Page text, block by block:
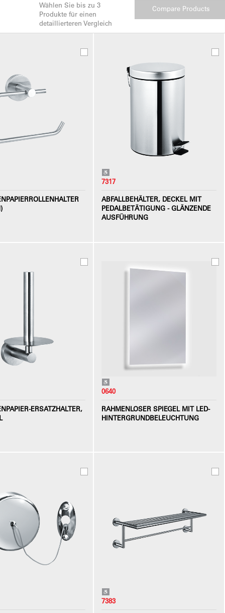
Wählen Sie bis zu 3
Produkte für einen
detaillierteren Vergleich
7317
ABFALLBEHÄLTER, DECKEL MIT
PEDALBETÄTIGUNG - GLÄNZENDE
AUSFÜHRUNG
ERSATZHALTER,
0640
RAHMENLOSER SPIEGEL MIT LED-
HINTERGRUNDBELEUCHTUNG
7383